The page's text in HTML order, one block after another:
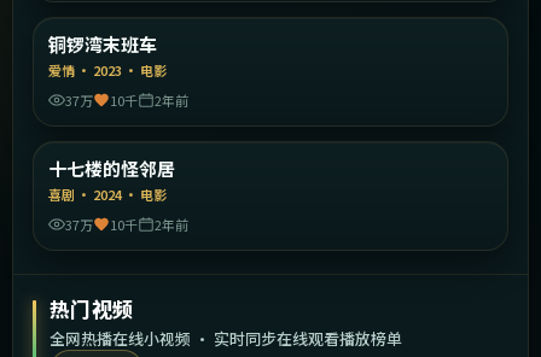
精选
铜锣湾末班车
爱情 · 2023 · 电影
37万
10千 2年前
精选
十七楼的怪邻居
喜剧 · 2024· 电影
37万
10千 2年前
热门视频
全网热播在线小视频 · 实时同步在线观看播放榜单